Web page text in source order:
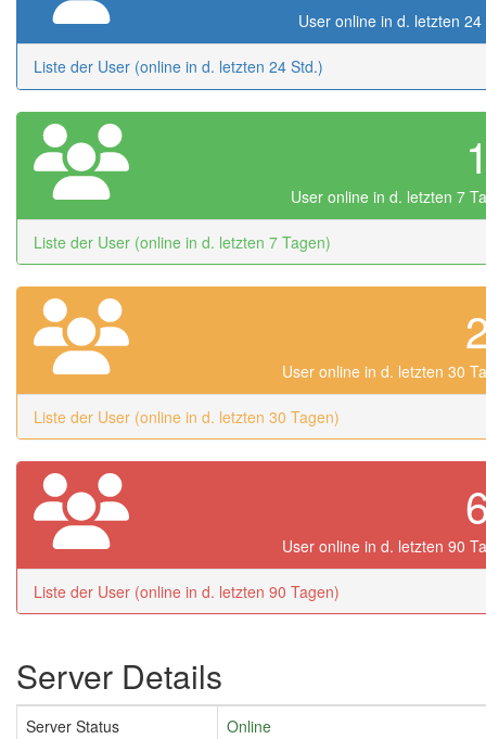
User online in d. letzten 24
Liste der User (online in d. letzten 24 Std.)
User online in d. letzten 7
Liste der User (online in d. letzten 7 Tagen)
User online in d. letzten 30
Liste der User (online in d. letzten 30 Tagen)
User online in d. letzten 90
Liste der User (online in d. letzten 90 Tagen)
Server Details
Server Status
Online